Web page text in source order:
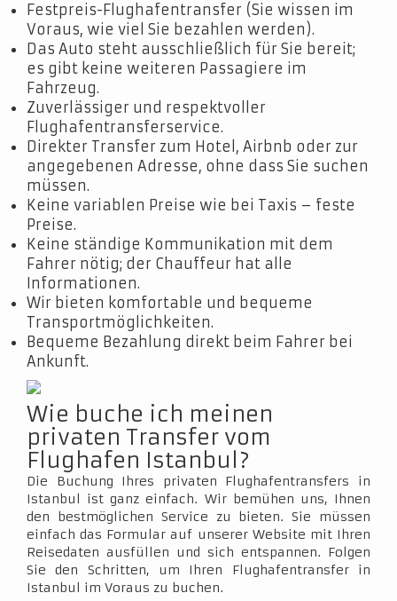
Festpreis-Flughafentransfer (Sie wissen im
Voraus, wie viel Sie bezahlen werden).
Das Auto steht ausschließlich für Sie bereit;
es gibt keine weiteren Passagiere im
Fahrzeug.
Zuverlässiger und respektvoller
Flughafentransferservice.
Direkter Transfer zum Hotel, Airbnb oder zur
angegebenen Adresse, ohne dass Sie suchen
müssen.
Keine variablen Preise wie bei Taxis – feste
Preise.
Keine ständige Kommunikation mit dem
Fahrer nötig; der Chauffeur hat alle
Informationen.
Wir bieten komfortable und bequeme
Transportmöglichkeiten.
Bequeme Bezahlung direkt beim Fahrer bei
Ankunft.
Wie buche ich meinen
privaten Transfer vom
Flughafen Istanbul?
Die Buchung Ihres privaten Flughafentransfers in
Istanbul ist ganz einfach. Wir bemühen uns, Ihnen
den bestmöglichen Service zu bieten. Sie müssen
einfach das Formular auf unserer Website mit Ihren
Reisedaten ausfüllen und sich entspannen. Folgen
Sie den Schritten, um Ihren Flughafentransfer in
Istanbul im Voraus zu buchen.